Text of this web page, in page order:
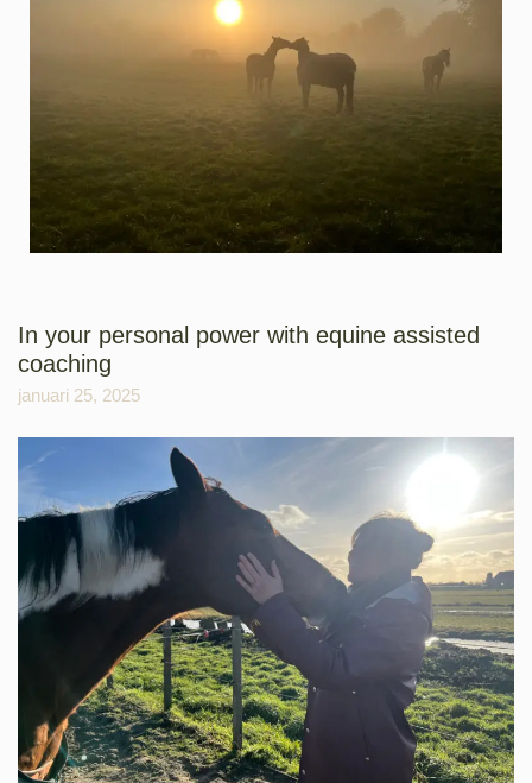
In your personal power with equine assisted
coaching
januari 25, 2025